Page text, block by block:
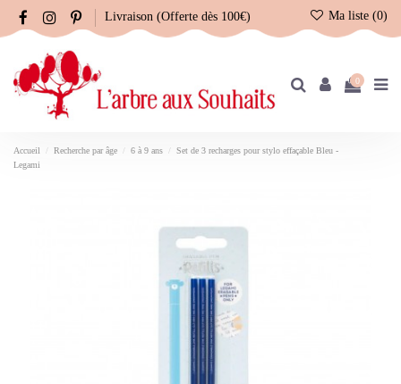
Livraison (Offerte dès 100€) Ma liste (0)
0
Accueil Recherche par âge 6 à 9 ans
Set de 3 recharges pour stylo effaçable Bleu -
Legami